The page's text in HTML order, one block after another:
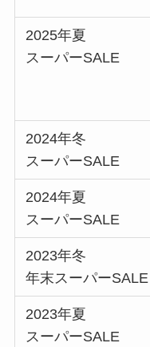
2025年夏
スーパーSALE
2024年冬
スーパーSALE
2024年夏
スーパーSALE
2023年冬
年末スーパーSALE
2023年夏
スーパーSALE